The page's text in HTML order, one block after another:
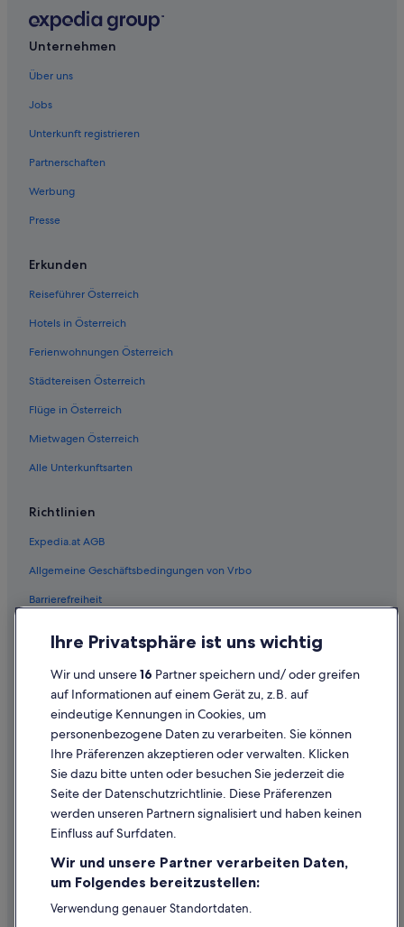
Unternehmen
Über uns
Jobs
Unterkunft registrieren
Partnerschaften
Werbung
Presse
Erkunden
Reiseführer Österreich
Hotels in Österreich
Ferienwohnungen Österreich
Städtereisen Österreich
Flüge in Österreich
Mietwagen Österreich
Alle Unterkunftsarten
Richtlinien
Expedia.at AGB
Allgemeine Geschäftsbedingungen von Vrbo
Barrierefreiheit
Rechtliche Hinweise/Kontakt
Inhaltsrichtlinien und Melden von Inhalten
Hilfe
Hilfe
Rückerstattungsprozess und Zeitrahmen
Buchen Sie einen Flug mit einer Gutschrift bei der Fluggesellschaft
Ihre Privatsphäre ist uns wichtig
Wir und unsere16 Partner speichern und/ oder greifen
auf Informationen auf einem Gerät zu, z.B. auf
eindeutige Kennungen in Cookies, um
personenbezogene Daten zu verarbeiten. Sie können
Ihre Präferenzen akzeptieren oder verwalten. Klicken
Sie dazu bitte unten oder besuchen Sie jederzeit die
Seite der Datenschutzrichtlinie. Diese Präferenzen
werden unseren Partnern signalisiert und haben keinen
Einfluss auf Surfdaten.
Wir und unsere Partner verarbeiten Daten,
um Folgendes bereitzustellen:
Verwendung genauer Standortdaten.